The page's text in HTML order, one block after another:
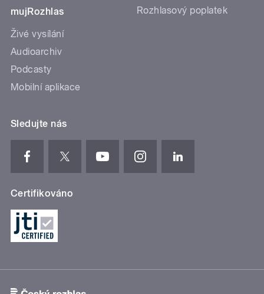
mujRozhlas
Živé vysílání
Audioarchiv
Podcasty
Mobilní aplikace
Rozhlasový poplatek
Sledujte nás
Certifikováno